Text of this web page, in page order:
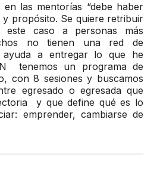
en las mentorías “debe haber
propósito. Se quiere retribuir
caso a personas más
no tienen una red de
a entregar lo que he
tenemos un programa de
con 8 sesiones y buscamos
egresado o egresada que
y que define qué es lo
emprender, cambiarse de